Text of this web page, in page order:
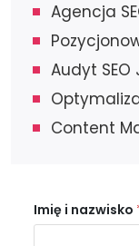
Agencja
Audyt SEO
Content
Imię i nazwisko